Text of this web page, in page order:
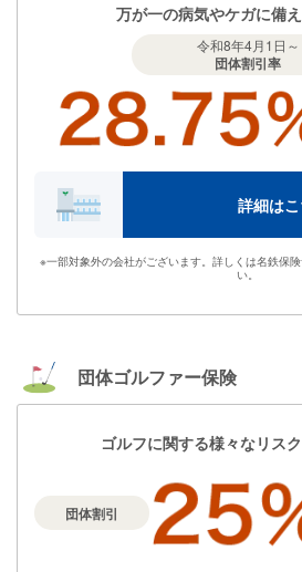
万が⼀の病気やケガに備
令和8年4⽉1⽇～
団体割引率
詳細は
※一部対象外の会社がございます。詳しくは名鉄保
い。
団体ゴルファー保険
ゴルフに関する様々なリス
団体割引